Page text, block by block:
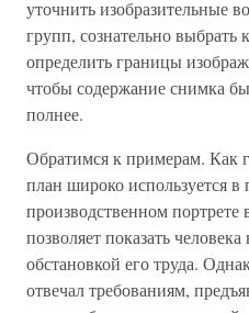
уточнить изобразительные
групп, сознательно выбрать
определить границы
чтобы содержание снимка
полнее.
Обратимся к примерам. Как
план широко используется в
производственном портрете
позволяет показать
обстановкой его труда.
отвечал требованиям,